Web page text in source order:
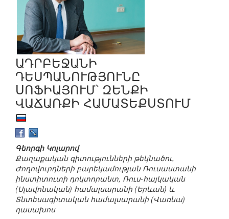
ԱԴՐԲԵՋԱՆԻ
ԴԵՍՊԱՆՈՒԹՅՈՒՆԸ
ՍՈՖԻԱՅՈՒՄ՝ ԶԵՆՔԻ
ՎԱՃԱՌՔԻ ՀԱՄԱՏԵՔՍՏՈՒՄ
Գեորգի Կոլարով
Քաղաքական գիտությունների թեկնածու,
Ժողովուրդների բարեկամության Ռուսաստանի
ինստիտուտի դոկտորանտ, Ռուս-հայկական
(Սլավոնական) համալսարանի (Երևան) և
Տնտեսագիտական համալսարանի (Վառնա)
դասախոս